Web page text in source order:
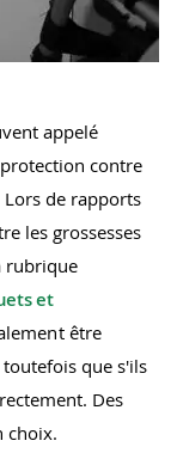
appelé
contre
Lors de rapports
les grossesses
rubrique
et
être
que s'ils
Des
choix.